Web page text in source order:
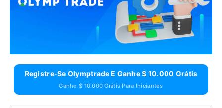
Registre-Se Olymptrade E Ganhe $ 10.000 Grátis
Ganhe $ 10.000 Grátis Para Iniciantes